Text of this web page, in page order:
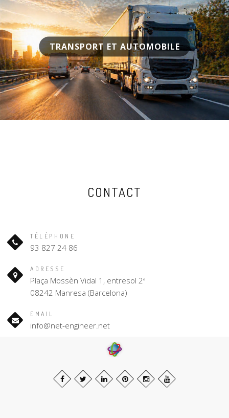
TRANSPORT ET AUTOMOBILE
CONTACT
TÉLÉPHONE
93 827 24 86
ADRESSE
Plaça Mossèn Vidal 1, entresol 2ª
08242 Manresa (Barcelona)
EMAIL
info@net-engineer.net